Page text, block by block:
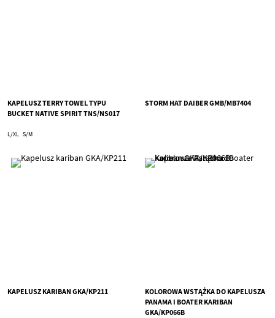
KAPELUSZ TERRY TOWEL TYPU
BUCKET NATIVE SPIRIT TNS/NS017
L/XL S/M
STORM HAT DAIBER GMB/MB7404
KAPELUSZ KARIBAN GKA/KP211
KOLOROWA WSTĄŻKA DO KAPELUSZA
PANAMA I BOATER KARIBAN
GKA/KP066B